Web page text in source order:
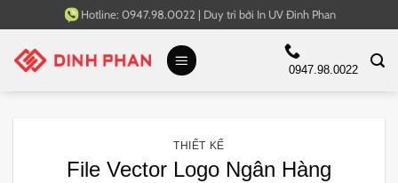
qua
nội
Hotline: 0947.98.0022 | Duy trì bởi In UV Đinh Phan
0947.98.0022
THIẾT KẾ
File Vector Logo Ngân Hàng